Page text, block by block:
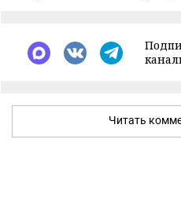
Читать